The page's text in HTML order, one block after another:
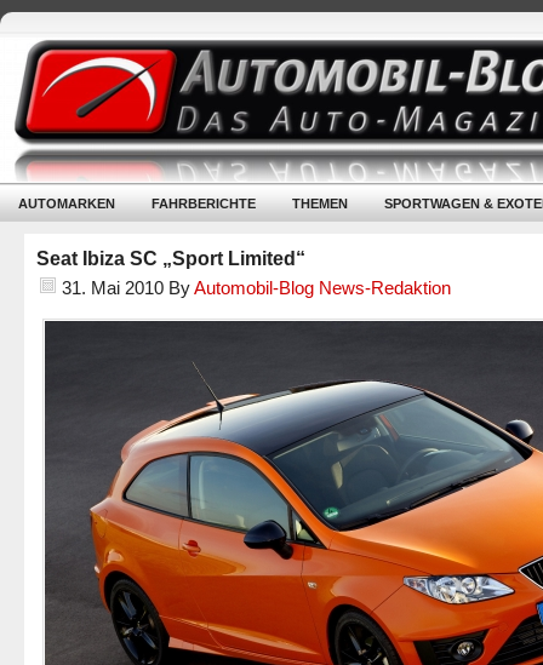
AUTOMARKEN FAHRBERICHTE THEMEN SPORTWAGEN &
Seat Ibiza SC „Sport Limited“
31. Mai 2010 ByAutomobil-Blog News-Redaktion